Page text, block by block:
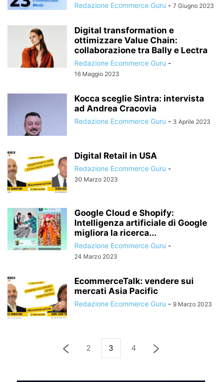
Redazione Ecommerce Guru - 7 Giugno 2023
Digital transformation e
ottimizzare Value Chain:
collaborazione tra Bally e Lectra
Redazione Ecommerce Guru -
16 Maggio 2023
Kocca sceglie Sintra: intervista
ad Andrea Cracovia
Redazione Ecommerce Guru - 3 Aprile 2023
Digital Retail in USA
Redazione Ecommerce Guru -
30 Marzo 2023
Google Cloud e Shopify:
Intelligenza artificiale di Google
migliora la ricerca...
Redazione Ecommerce Guru -
24 Marzo 2023
EcommerceTalk: vendere sui
mercati Asia Pacific
Redazione Ecommerce Guru - 9 Marzo 2023
2 3 4